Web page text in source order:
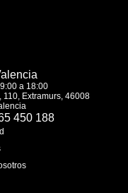
a 18:00
110, Extramurs, 46008
450 188